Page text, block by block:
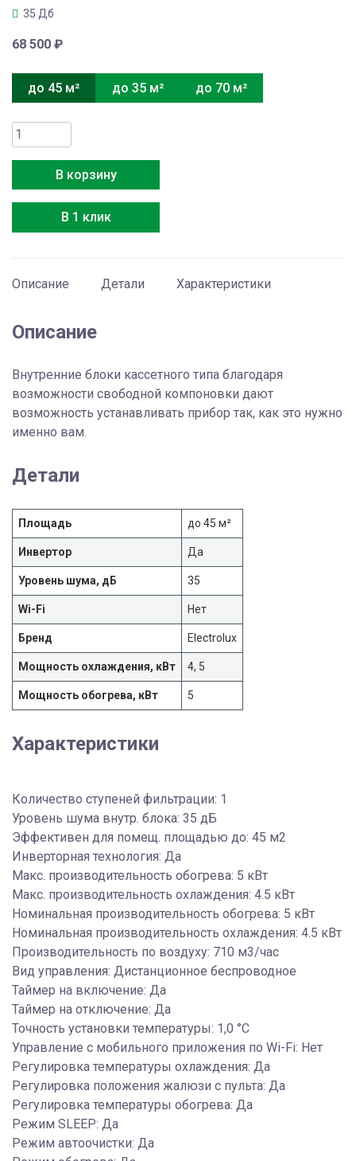
35 Дб
68 500 ₽
до 45 м² до 35 м² до 70 м²
Количество
товара
Electrolux
EACC/I-
18
FMI/N8_ERP
В корзину
В 1 клик
Описание Детали Характеристики
Описание
Внутренние блоки кассетного типа благодаря
возможности свободной компоновки дают
возможность устанавливать прибор так, как это нужно
именно вам.
Детали
Площадь до 45 м²
Инвертор Да
Уровень шума, дБ 35
Wi-Fi Нет
Бренд Electrolux
Мощность охлаждения, кВт 4, 5
Мощность обогрева, кВт 5
Характеристики
Количество ступеней фильтрации: 1
Уровень шума внутр. блока: 35 дБ
Эффективен для помещ. площадью до: 45 м2
Инверторная технология: Да
Макс. производительность обогрева: 5 кВт
Макс. производительность охлаждения: 4.5 кВт
Номинальная производительность обогрева: 5 кВт
Номинальная производительность охлаждения: 4.5 кВт
Производительность по воздуху: 710 м3/час
Вид управления: Дистанционное беспроводное
Таймер на включение: Да
Таймер на отключение: Да
Точность установки температуры: 1,0 °С
Управление c мобильного приложения по Wi-Fi: Нет
Регулировка температуры охлаждения: Да
Регулировка положения жалюзи с пульта: Да
Регулировка температуры обогрева: Да
Режим SLEEP: Да
Режим автоочистки: Да